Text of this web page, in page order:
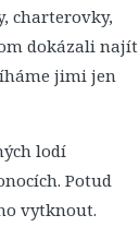
charterovky,
dokázali najít
jimi jen
lodí
Potud
vytknout.